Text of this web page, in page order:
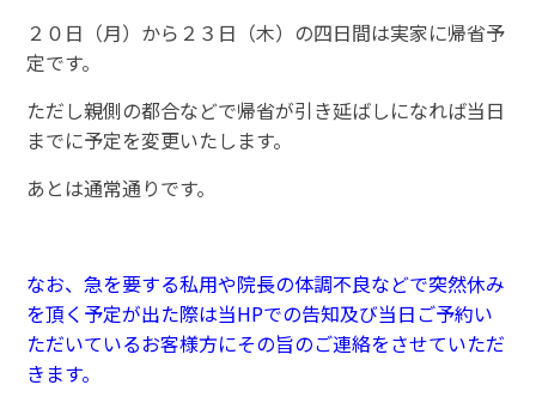
２０日（月）から２３日（木）の四日間は実家に帰省予
定です。
ただし親側の都合などで帰省が引き延ばしになれば当日
までに予定を変更いたします。
あとは通常通りです。
なお、急を要する私用や院長の体調不良などで突然休み
を頂く予定が出た際は当HPでの告知及び当日ご予約い
ただいているお客様方にその旨のご連絡をさせていただ
きます。